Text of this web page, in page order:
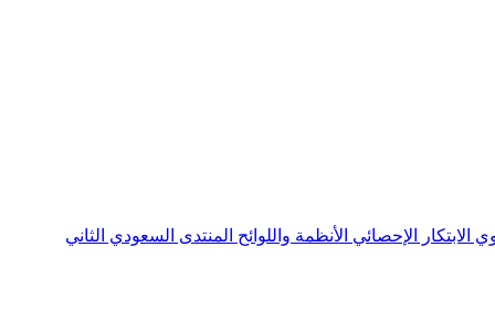
الابتكار الإحصائي الأنظمة واللوائح المنتدى السعودي الثاني